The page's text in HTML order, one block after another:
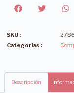
SKU :
2786
Categorías :
Descripción